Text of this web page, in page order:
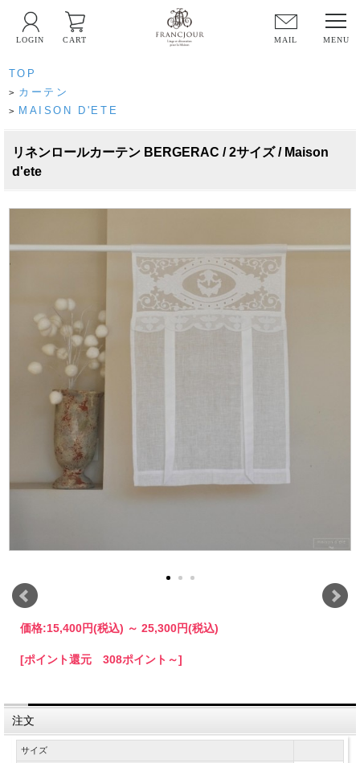
MAIL
LOGIN CART
TOP
> カーテン
> MAISON D'ETE
リネンロールカーテン BERGERAC / 2サイズ / Maison
d'ete
価格:15,400円(税込) ～ 25,300円(税込)
[ポイント還元 308ポイント～]
注文
サイズ